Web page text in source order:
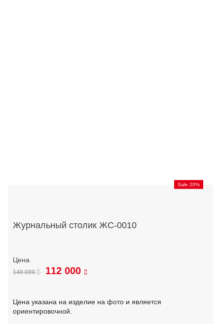
Sale 20%
Журнальный столик ЖС-0010
140 000 112 000
Цена указана на изделие на фото и является
ориентировочной.